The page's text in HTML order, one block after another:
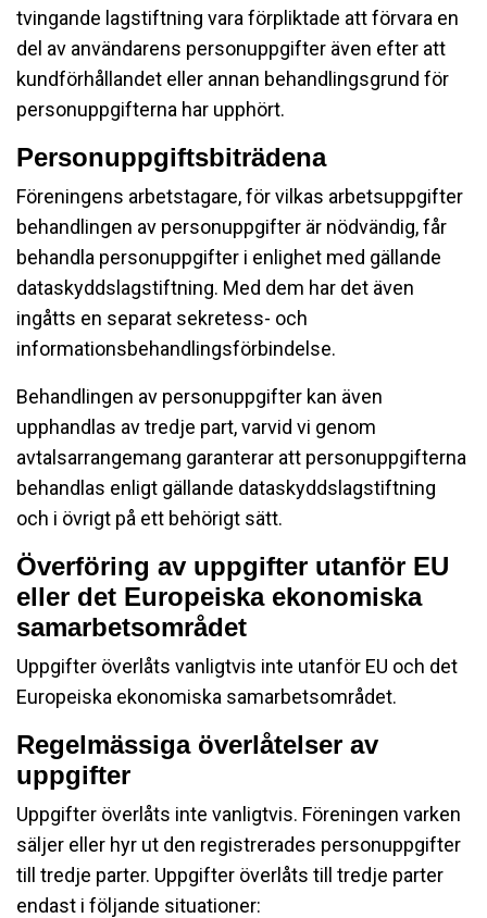
tvingande lagstiftning vara förpliktade att förvara en
del av användarens personuppgifter även efter att
kundförhållandet eller annan behandlingsgrund för
personuppgifterna har upphört.
Personuppgiftsbiträdena
Föreningens arbetstagare, för vilkas arbetsuppgifter
behandlingen av personuppgifter är nödvändig, får
behandla personuppgifter i enlighet med gällande
dataskyddslagstiftning. Med dem har det även
ingåtts en separat sekretess- och
informationsbehandlingsförbindelse.
Behandlingen av personuppgifter kan även
upphandlas av tredje part, varvid vi genom
avtalsarrangemang garanterar att personuppgifterna
behandlas enligt gällande dataskyddslagstiftning
och i övrigt på ett behörigt sätt.
Överföring av uppgifter utanför EU
eller det Europeiska ekonomiska
samarbetsområdet
Uppgifter överlåts vanligtvis inte utanför EU och det
Europeiska ekonomiska samarbetsområdet.
Regelmässiga överlåtelser av
uppgifter
Uppgifter överlåts inte vanligtvis. Föreningen varken
säljer eller hyr ut den registrerades personuppgifter
till tredje parter. Uppgifter överlåts till tredje parter
endast i följande situationer: